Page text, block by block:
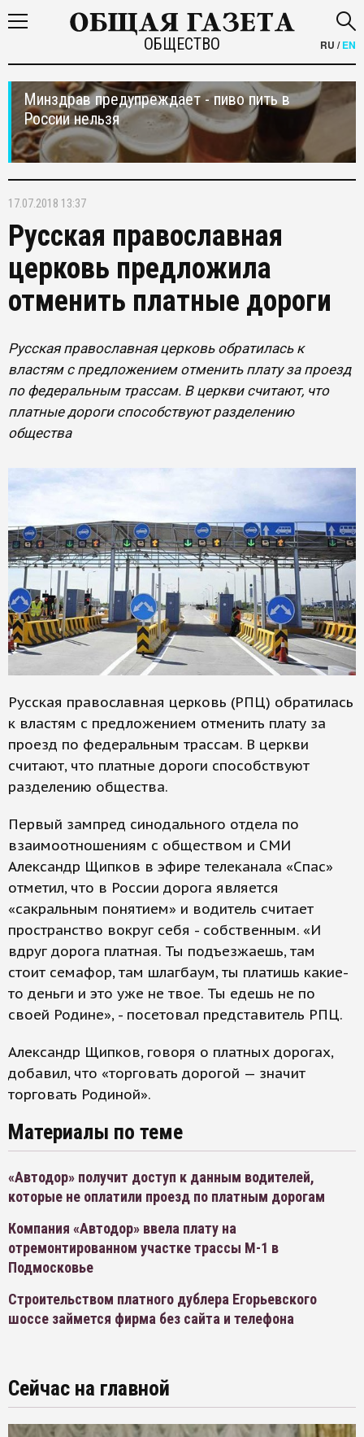
ОБЩЕСТВО RU /EN
Минздрав предупреждает - пиво пить в
России нельзя
17.07.2018 13:37
​Русская православная
церковь предложила
отменить платные дороги
​Русская православная церковь обратилась к
властям с предложением отменить плату за проезд
по федеральным трассам. В церкви считают, что
платные дороги способствуют разделению
общества
Русская православная церковь (РПЦ) обратилась
к властям с предложением отменить плату за
проезд по федеральным трассам. В церкви
считают, что платные дороги способствуют
разделению общества.
Первый зампред синодального отдела по
взаимоотношениям с обществом и СМИ
Александр Щипков в эфире телеканала «Спас»
отметил, что в России дорога является
«сакральным понятием» и водитель считает
пространство вокруг себя - собственным. «И
вдруг дорога платная. Ты подъезжаешь, там
стоит семафор, там шлагбаум, ты платишь какие-
то деньги и это уже не твое. Ты едешь не по
своей Родине», - посетовал представитель РПЦ.
Александр Щипков, говоря о платных дорогах,
добавил, что «торговать дорогой — значит
торговать Родиной».
Материалы по теме
«Автодор» получит доступ к данным водителей,
которые не оплатили проезд по платным дорогам
Компания «Автодор» ввела плату на
отремонтированном участке трассы М-1 в
Подмосковье
Строительством платного дублера Егорьевского
шоссе займется фирма без сайта и телефона
Сейчас на главной